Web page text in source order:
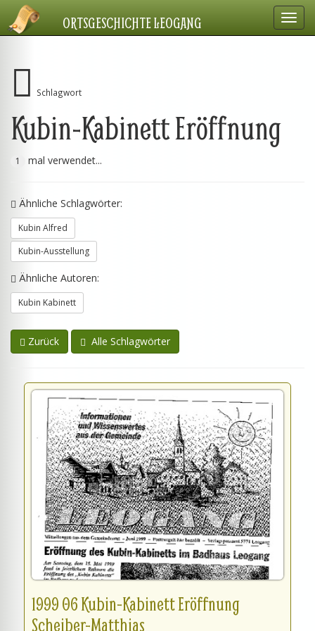
ORTSGESCHICHTE LEOGANG
Schlagwort
Kubin-Kabinett Eröffnung
1 mal verwendet...
Ähnliche Schlagwörter:
Kubin Alfred
Kubin-Ausstellung
Ähnliche Autoren:
Kubin Kabinett
Zurück Alle Schlagwörter
1999 06 Kubin-Kabinett Eröffnung
Scheiber-Matthias